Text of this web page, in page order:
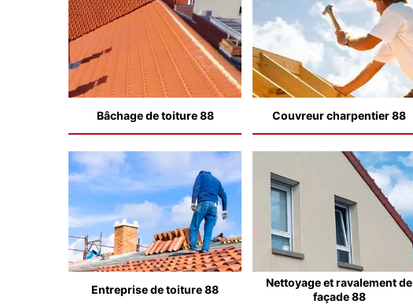
Bâchage de toiture 88 Couvreur charpentier 88
Entreprise de toiture 88
Nettoyage et ravalement de
façade 88